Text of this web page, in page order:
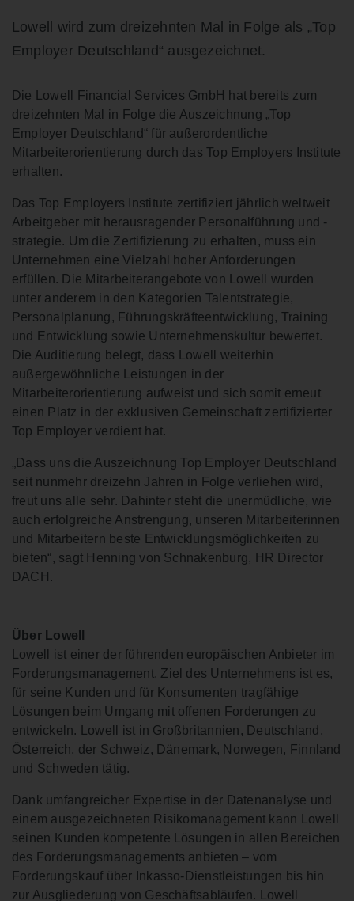
Lowell wird zum dreizehnten Mal in Folge als „Top
Employer Deutschland“ ausgezeichnet.
Die Lowell Financial Services GmbH hat bereits zum
dreizehnten Mal in Folge die Auszeichnung „Top
Employer Deutschland“ für außerordentliche
Mitarbeiterorientierung durch das Top Employers Institute
erhalten.
Das Top Employers Institute zertifiziert jährlich weltweit
Arbeitgeber mit herausragender Personalführung und -
strategie. Um die Zertifizierung zu erhalten, muss ein
Unternehmen eine Vielzahl hoher Anforderungen
erfüllen. Die Mitarbeiterangebote von Lowell wurden
unter anderem in den Kategorien Talentstrategie,
Personalplanung, Führungskräfteentwicklung, Training
und Entwicklung sowie Unternehmenskultur bewertet.
Die Auditierung belegt, dass Lowell weiterhin
außergewöhnliche Leistungen in der
Mitarbeiterorientierung aufweist und sich somit erneut
einen Platz in der exklusiven Gemeinschaft zertifizierter
Top Employer verdient hat.
„Dass uns die Auszeichnung Top Employer Deutschland
seit nunmehr dreizehn Jahren in Folge verliehen wird,
freut uns alle sehr. Dahinter steht die unermüdliche, wie
auch erfolgreiche Anstrengung, unseren Mitarbeiterinnen
und Mitarbeitern beste Entwicklungsmöglichkeiten zu
bieten“, sagt Henning von Schnakenburg, HR Director
DACH.
Über Lowell
Lowell ist einer der führenden europäischen Anbieter im
Forderungsmanagement. Ziel des Unternehmens ist es,
für seine Kunden und für Konsumenten tragfähige
Lösungen beim Umgang mit offenen Forderungen zu
entwickeln. Lowell ist in Großbritannien, Deutschland,
Österreich, der Schweiz, Dänemark, Norwegen, Finnland
und Schweden tätig.
Dank umfangreicher Expertise in der Datenanalyse und
einem ausgezeichneten Risikomanagement kann Lowell
seinen Kunden kompetente Lösungen in allen Bereichen
des Forderungsmanagements anbieten – vom
Forderungskauf über Inkasso-Dienstleistungen bis hin
zur Ausgliederung von Geschäftsabläufen. Lowell